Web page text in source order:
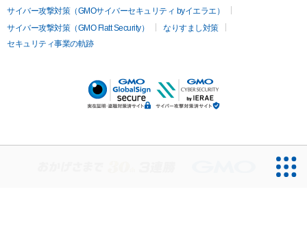
サイバー攻撃対策（GMOサイバーセキュリティ byイエラエ）
サイバー攻撃対策（GMO Flatt Security）
なりすまし対策
セキュリティ事業の軌跡